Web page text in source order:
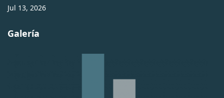
Jul 13, 2026
Galería